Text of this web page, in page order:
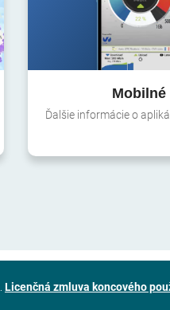
Ďalšie informácie o
Licenčná zmluva koncového